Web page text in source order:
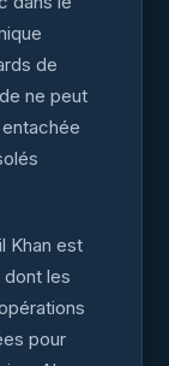
de
ne peut
Khan est
dont les
pour